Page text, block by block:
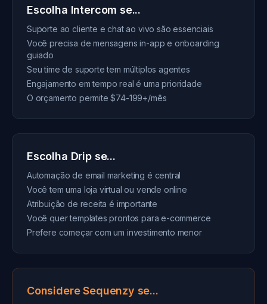
Escolha Intercom se...
Suporte ao cliente e chat ao vivo são essenciais
Você precisa de mensagens in-app e onboarding
guiado
Seu time de suporte tem múltiplos agentes
Engajamento em tempo real é uma prioridade
O orçamento permite $74-199+/mês
Escolha Drip se...
Automação de email marketing é central
Você tem uma loja virtual ou vende online
Atribuição de receita é importante
Você quer templates prontos para e-commerce
Prefere começar com um investimento menor
Considere Sequenzy se...